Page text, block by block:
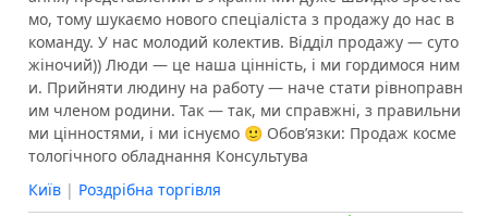
мо, тому шукаємо нового спеціаліста з продажу до нас в
команду. У нас молодий колектив. Відділ продажу — суто
жіночий)) Люди — це наша цінність, і ми гордимося ним
и. Прийняти людину на работу — наче стати рівноправн
им членом родини. Так — так, ми справжні, з правильни
ми цінностями, і ми існуємо 🙂 ️Обов’язки: ️Продаж косме
тологічного обладнання ️Консультува
Київ | Роздрібна торгівля